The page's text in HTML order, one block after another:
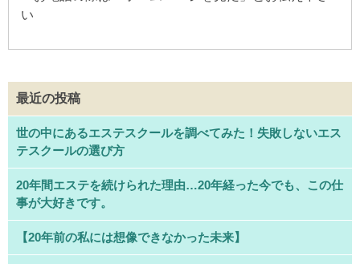
い
最近の投稿
世の中にあるエステスクールを調べてみた！失敗しないエス
テスクールの選び方
20年間エステを続けられた理由…20年経った今でも、この仕
事が大好きです。
【20年前の私には想像できなかった未来】